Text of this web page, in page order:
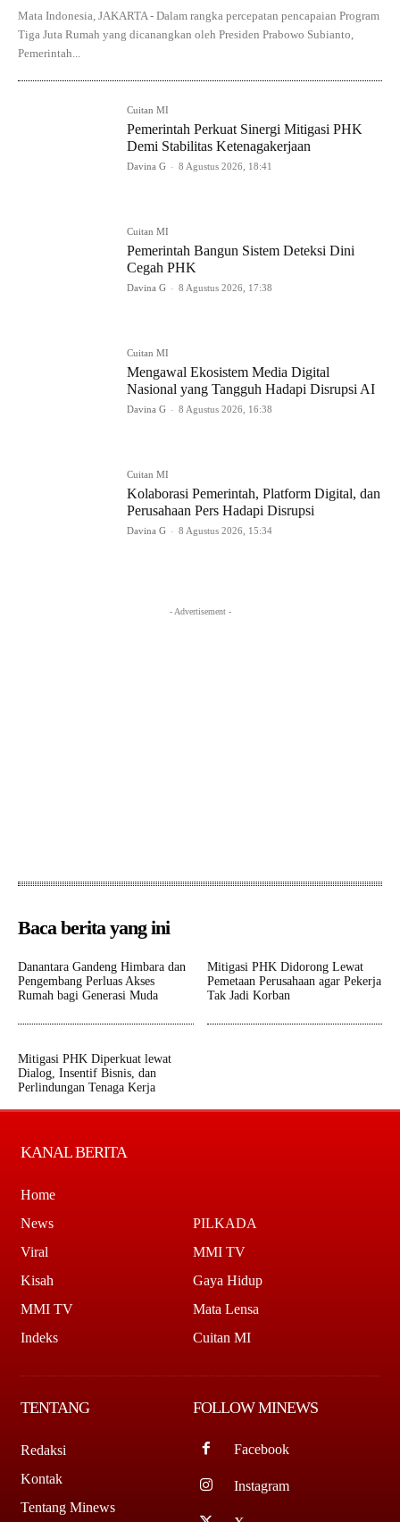
Mata Indonesia, JAKARTA - Dalam rangka percepatan pencapaian Program
Tiga Juta Rumah yang dicanangkan oleh Presiden Prabowo Subianto,
Pemerintah...
Cuitan MI
Pemerintah Perkuat Sinergi Mitigasi PHK
Demi Stabilitas Ketenagakerjaan
Davina G - 8 Agustus 2026, 18:41
Cuitan MI
Pemerintah Bangun Sistem Deteksi Dini
Cegah PHK
Davina G - 8 Agustus 2026, 17:38
Cuitan MI
Mengawal Ekosistem Media Digital
Nasional yang Tangguh Hadapi Disrupsi AI
Davina G - 8 Agustus 2026, 16:38
Cuitan MI
Kolaborasi Pemerintah, Platform Digital, dan
Perusahaan Pers Hadapi Disrupsi
Davina G - 8 Agustus 2026, 15:34
- Advertisement -
Baca berita yang ini
Danantara Gandeng Himbara dan
Pengembang Perluas Akses
Rumah bagi Generasi Muda
Mitigasi PHK Didorong Lewat
Pemetaan Perusahaan agar Pekerja
Tak Jadi Korban
Mitigasi PHK Diperkuat lewat
Dialog, Insentif Bisnis, dan
Perlindungan Tenaga Kerja
KANAL BERITA
Home
News
Viral
Kisah
MMI TV
Indeks
PILKADA
MMI TV
Gaya Hidup
Mata Lensa
Cuitan MI
TENTANG
Redaksi
Kontak
Tentang Minews
FOLLOW MINEWS
Facebook
Instagram